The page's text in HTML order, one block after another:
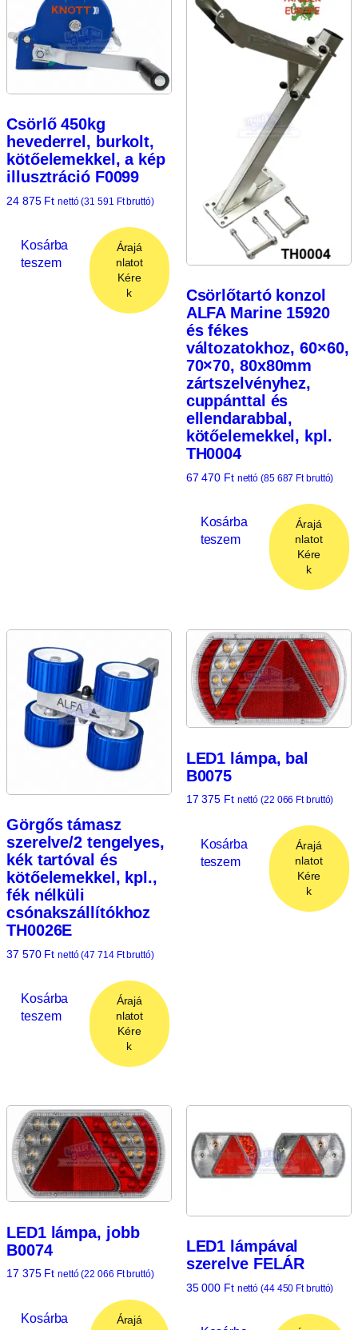
Csörlő 450kg
hevederrel, burkolt,
kötőelemekkel, a kép
illusztráció F0099
24 875 Ft nettó (31 591 Ftbruttó)
Kosárba
teszem
Árajá
nlatot
Kére
k
Csörlőtartó konzol
ALFA Marine 15920
és fékes
változatokhoz, 60×60,
70×70, 80x80mm
zártszelvényhez,
cuppánttal és
ellendarabbal,
kötőelemekkel, kpl.
TH0004
67 470 Ft nettó (85 687 Ftbruttó)
Kosárba
teszem
Árajá
nlatot
Kére
k
Görgős támasz
szerelve/2 tengelyes,
kék tartóval és
kötőelemekkel, kpl.,
fék nélküli
csónakszállítókhoz
TH0026E
37 570 Ft nettó (47 714 Ftbruttó)
Kosárba
teszem
Árajá
nlatot
Kére
k
LED1 lámpa, bal
B0075
17 375 Ft nettó (22 066 Ftbruttó)
Kosárba
teszem
Árajá
nlatot
Kére
k
LED1 lámpa, jobb
B0074
17 375 Ft nettó (22 066 Ftbruttó)
Kosárba
Árajá
LED1 lámpával
szerelve FELÁR
35 000 Ft nettó (44 450 Ftbruttó)